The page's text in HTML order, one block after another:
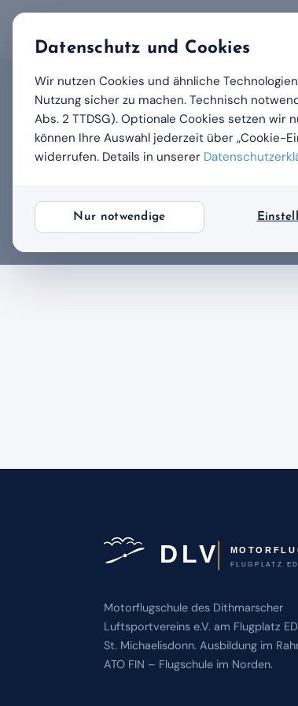
← Alle Beiträge
In dieser Kategorie sind noch
Motorflugschule des Dithmarscher
Luftsportvereins e.V. am Flugplatz
St. Michaelisdonn. Ausbildung im
ATO FIN – Flugschule im Norden.
Datenschutz und Cookies
Wir nutzen Cookies und ähnliche
Nutzung sicher zu machen. Technisch
Abs. 2 TTDSG). Optionale Cookies setzen wir
können Ihre Auswahl jederzeit über „Cookie-
widerrufen. Details in unserer
Nur notwendige